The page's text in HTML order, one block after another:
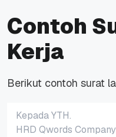
Contoh
Kerja
Berikut contoh surat
Kepada YTH.
HRD Qwords